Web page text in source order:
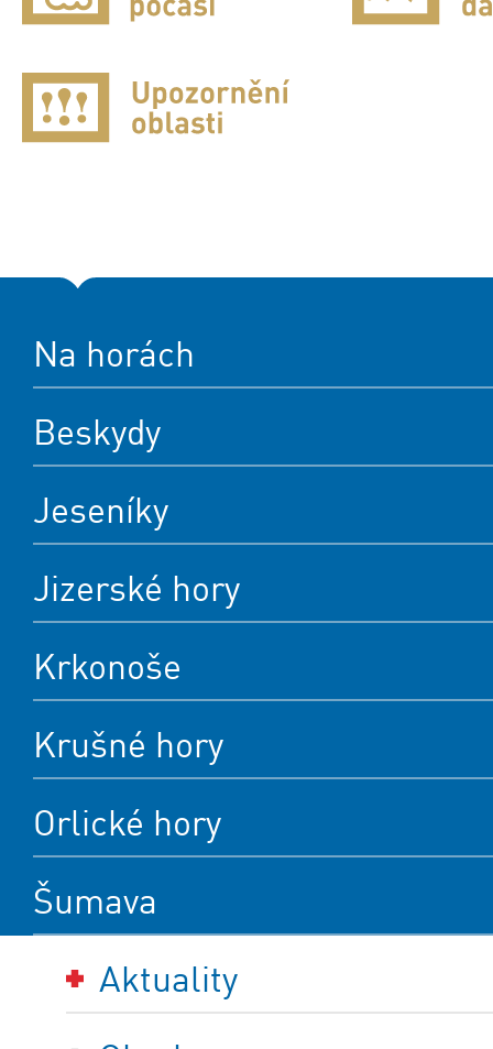
Na horách
Beskydy
Jeseníky
Jizerské hory
Krkonoše
Krušné hory
Orlické hory
Šumava
Aktuality